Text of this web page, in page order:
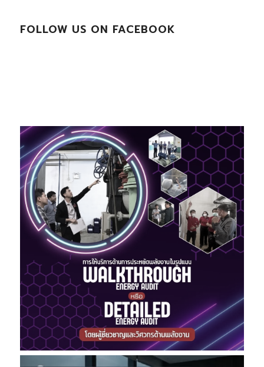
FOLLOW US ON FACEBOOK